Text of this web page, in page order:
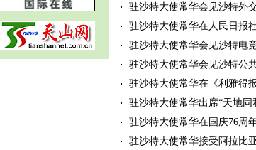
驻沙特大使常华会见沙特外
驻沙特大使常华在人民日报
驻沙特大使常华会见沙特电
驻沙特大使常华会见沙特公
驻沙特大使常华在《利雅得
驻沙特大使常华出席“天地
驻沙特大使常华在国庆76周
驻沙特大使常华接受阿拉比